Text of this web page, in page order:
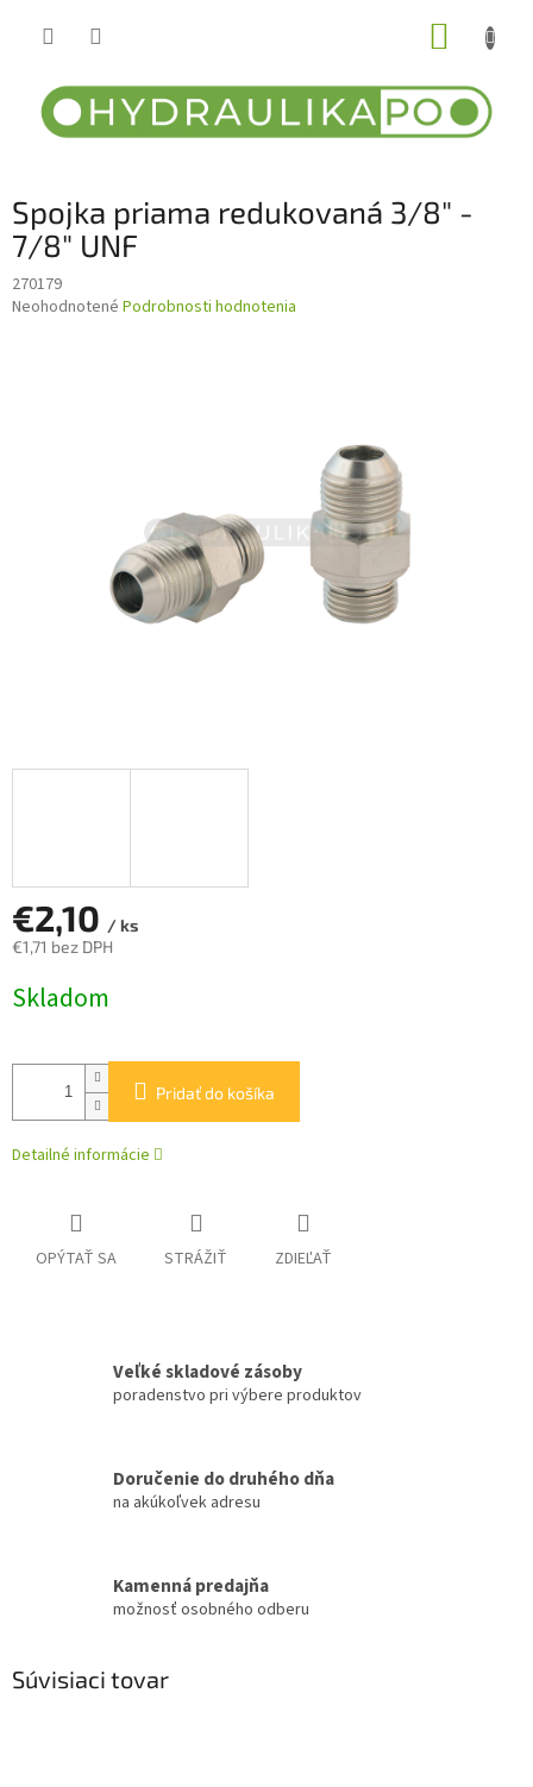
Spojka priama redukovaná 3/8" -
7/8" UNF
270179
Priemerné
Neohodnotené Podrobnosti hodnotenia
€2,10 / ks
€1,71 bez DPH
cena:
Skladom
Pridať do košíka
Detailné informácie
OPÝTAŤ SA STRÁŽIŤ ZDIEĽAŤ
Veľké skladové zásoby
poradenstvo pri výbere produktov
Doručenie do druhého dňa
na akúkoľvek adresu
Kamenná predajňa
možnosť osobného odberu
Súvisiaci tovar